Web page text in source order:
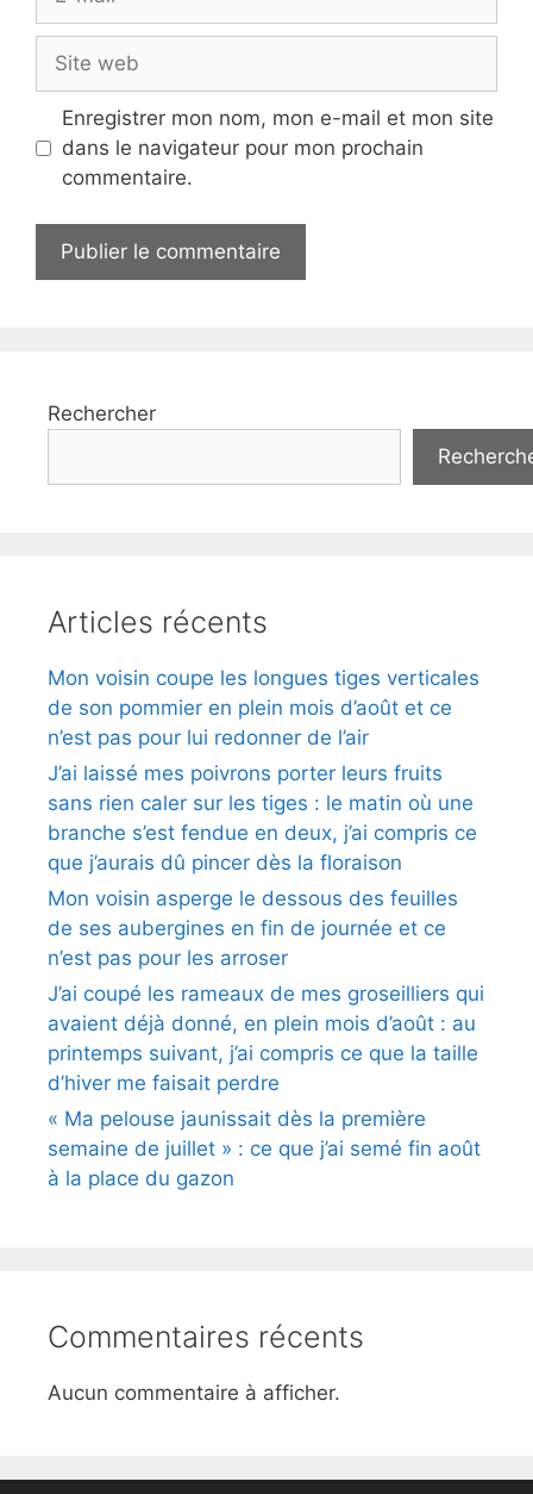
Site
web
Enregistrer mon nom, mon e-mail et mon site
dans le navigateur pour mon prochain
commentaire.
Rechercher
Articles récents
Mon voisin coupe les longues tiges verticales
de son pommier en plein mois d’août et ce
n’est pas pour lui redonner de l’air
J’ai laissé mes poivrons porter leurs fruits
sans rien caler sur les tiges : le matin où une
branche s’est fendue en deux, j’ai compris ce
que j’aurais dû pincer dès la floraison
Mon voisin asperge le dessous des feuilles
de ses aubergines en fin de journée et ce
n’est pas pour les arroser
J’ai coupé les rameaux de mes groseilliers qui
avaient déjà donné, en plein mois d’août : au
printemps suivant, j’ai compris ce que la taille
d’hiver me faisait perdre
« Ma pelouse jaunissait dès la première
semaine de juillet » : ce que j’ai semé fin août
à la place du gazon
Commentaires récents
Aucun commentaire à afficher.